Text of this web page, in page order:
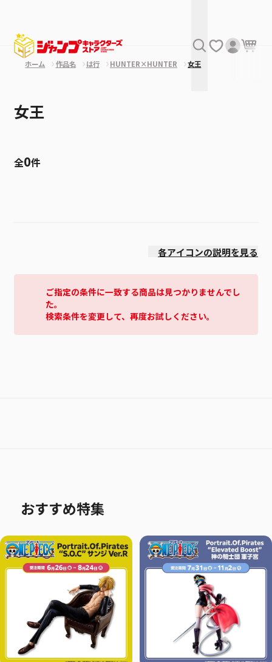
ホーム 作品名 は行 HUNTER×HUNTER 女王
女王
全0件
各アイコンの説明を見る
ご指定の条件に一致する商品は見つかりませんでし
た。
検索条件を変更して、再度お試しください。
おすすめ特集